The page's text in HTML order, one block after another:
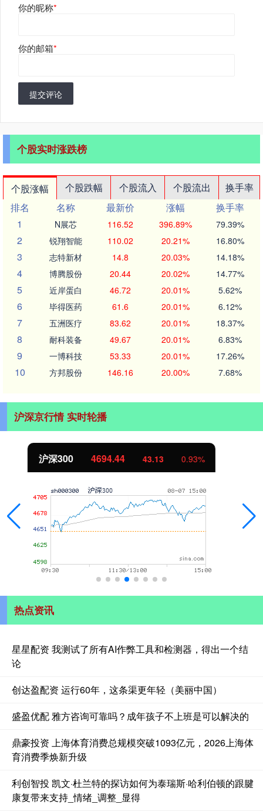
你的昵称*
你的邮箱*
提交评论
个股实时涨跌榜
个股涨幅 个股跌幅 个股流入 个股流出
换手率
排名
名称 最新价 涨幅
换手率
1
N展芯 116.52 396.89% 79.39%
2 锐翔智能 110.02 20.21% 16.80%
3 志特新材 14.8 20.03% 14.18%
4 博腾股份 20.44 20.02% 14.77%
5 近岸蛋白 46.72 20.01% 5.62%
6 毕得医药 61.6 20.01% 6.12%
7 五洲医疗 83.62 20.01% 18.37%
8 耐科装备 49.67 20.01% 6.83%
9 一博科技 53.33 20.01% 17.26%
10 方邦股份 146.16 20.00% 7.68%
沪深京行情 实时轮播
北证50 1134.24 11.37 1.01%
热点资讯
星星配资 我测试了所有AI作弊工具和检测器，得出一个结
论
创达盈配资 运行60年，这条渠更年轻（美丽中国）
盛盈优配 雅方咨询可靠吗？成年孩子不上班是可以解决的
鼎豪投资 上海体育消费总规模突破1093亿元，2026上海体
育消费季焕新升级
利创智投 凯文·杜兰特的探访如何为泰瑞斯·哈利伯顿的跟腱
康复带来支持_情绪_调整_显得